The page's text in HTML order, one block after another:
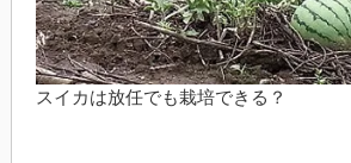
スイカは放任でも栽培できる？